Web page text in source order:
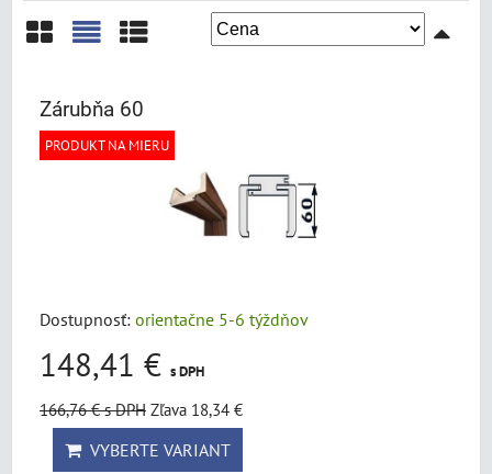
Zárubňa 60
PRODUKT NA MIERU
Dostupnosť: orientačne 5-6 týždňov
148,41 € s DPH
166,76 €s DPH Zľava 18,34 €
VYBERTE VARIANT